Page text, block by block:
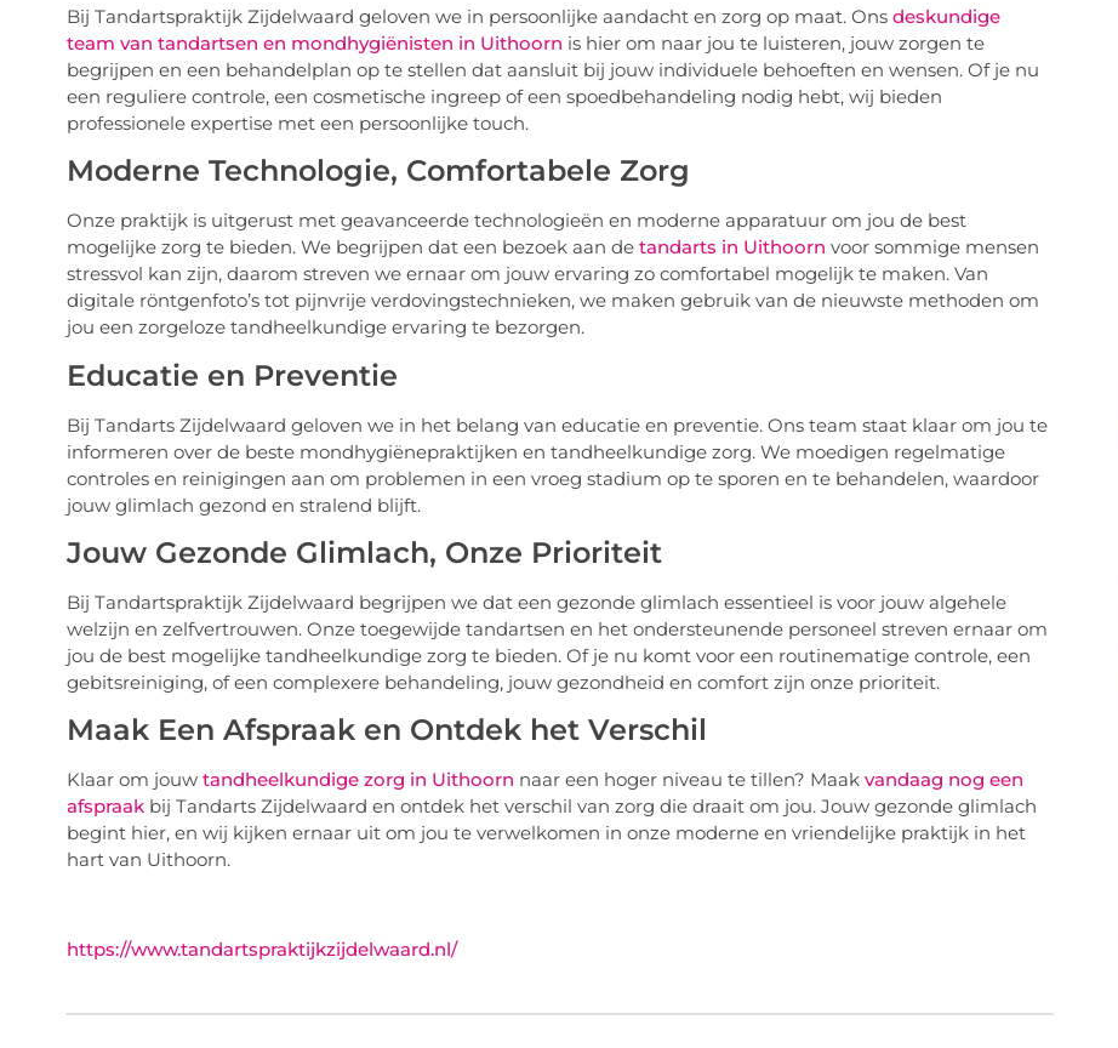
Bij Tandartspraktijk Zijdelwaard geloven we in persoonlijke aandacht en zorg op maat. Ons deskundige
team van tandartsen en mondhygiënisten in Uithoorn is hier om naar jou te luisteren, jouw zorgen te
begrijpen en een behandelplan op te stellen dat aansluit bij jouw individuele behoeften en wensen. Of je nu
een reguliere controle, een cosmetische ingreep of een spoedbehandeling nodig hebt, wij bieden
professionele expertise met een persoonlijke touch.
Moderne Technologie, Comfortabele Zorg
Onze praktijk is uitgerust met geavanceerde technologieën en moderne apparatuur om jou de best
mogelijke zorg te bieden. We begrijpen dat een bezoek aan de tandarts in Uithoorn voor sommige mensen
stressvol kan zijn, daarom streven we ernaar om jouw ervaring zo comfortabel mogelijk te maken. Van
digitale röntgenfoto’s tot pijnvrije verdovingstechnieken, we maken gebruik van de nieuwste methoden om
jou een zorgeloze tandheelkundige ervaring te bezorgen.
Educatie en Preventie
Bij Tandarts Zijdelwaard geloven we in het belang van educatie en preventie. Ons team staat klaar om jou te
informeren over de beste mondhygiënepraktijken en tandheelkundige zorg. We moedigen regelmatige
controles en reinigingen aan om problemen in een vroeg stadium op te sporen en te behandelen, waardoor
jouw glimlach gezond en stralend blijft.
Jouw Gezonde Glimlach, Onze Prioriteit
Bij Tandartspraktijk Zijdelwaard begrijpen we dat een gezonde glimlach essentieel is voor jouw algehele
welzijn en zelfvertrouwen. Onze toegewijde tandartsen en het ondersteunende personeel streven ernaar om
jou de best mogelijke tandheelkundige zorg te bieden. Of je nu komt voor een routinematige controle, een
gebitsreiniging, of een complexere behandeling, jouw gezondheid en comfort zijn onze prioriteit.
Maak Een Afspraak en Ontdek het Verschil
Klaar om jouw tandheelkundige zorg in Uithoorn naar een hoger niveau te tillen? Maak vandaag nog een
afspraakbij Tandarts Zijdelwaard en ontdek het verschil van zorg die draait om jou. Jouw gezonde glimlach
begint hier, en wij kijken ernaar uit om jou te verwelkomen in onze moderne en vriendelijke praktijk in het
hart van Uithoorn.
https://www.tandartspraktijkzijdelwaard.nl/